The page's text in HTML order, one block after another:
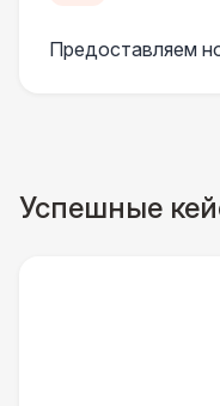
Столбики
Предоставляем
Успешные